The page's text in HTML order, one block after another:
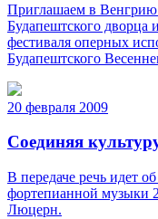
Приглашаем в
Будапештского дворца
фестиваля оперных
Будапештского
20 февраля 2009
Соединяя
В передаче речь идет
фортепианной музыки
Люцерн.